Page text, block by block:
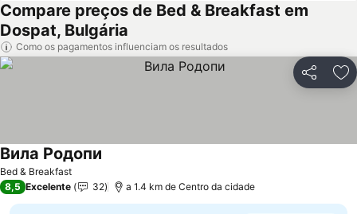
Compare preços de Bed & Breakfast em
Dospat, Bulgária
Como os pagamentos influenciam os resultados
Partilhar
Bed & Breakfast
Вила Родопи
8,5 Excelente 32 a 1.4 km de Centro da cidade